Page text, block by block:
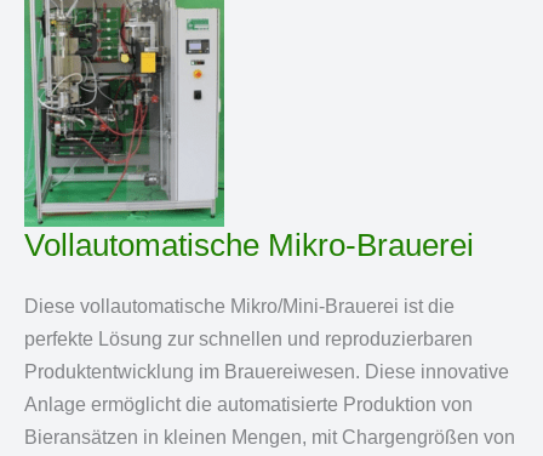
Vollautomatische Mikro-Brauerei
Diese vollautomatische Mikro/Mini-Brauerei ist die
perfekte Lösung zur schnellen und reproduzierbaren
Produktentwicklung im Brauereiwesen. Diese innovative
Anlage ermöglicht die automatisierte Produktion von
Bieransätzen in kleinen Mengen, mit Chargengrößen von